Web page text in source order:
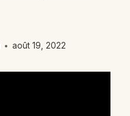
août 19, 2022